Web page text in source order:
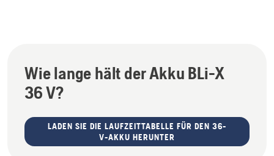
Wie lange hält der Akku BLi-X
36 V?
LADEN SIE DIE LAUFZEITTABELLE FÜR DEN 36-
V-AKKU HERUNTER